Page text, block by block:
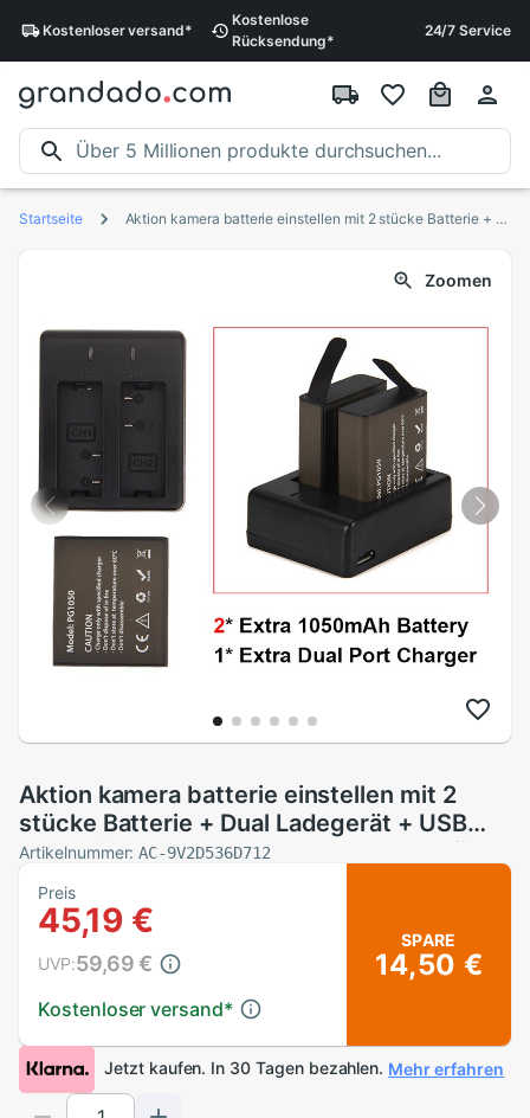
Kostenloserversand*
Kostenlose
Rücksendung*
24/7 Service
Startseite Aktion kamera batterie einstellen mit 2 stücke Batterie + Dual Ladegerät + USB kabel Für EKEN H9 H9R H3 H3R h8Profi H8R H8 Profi V8S SJ4000 SJ5000
Zoomen
Aktion kamera batterie einstellen mit 2
stücke Batterie + Dual Ladegerät + USB
kabel Für EKEN H9 H9R H3 H3R h8Profi
H8R H8 Profi V8S SJ4000 SJ5000
Artikelnummer:AC-9V2D536D712
Preis
45,19 €
Kostenloser versand*
UVP:59,69 €
SPARE
14,50 €
Jetzt kaufen. In 30 Tagen bezahlen. Mehr erfahren